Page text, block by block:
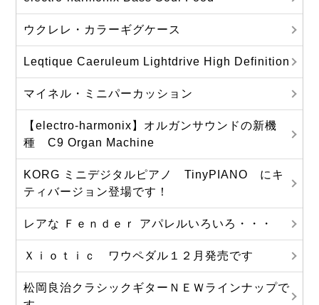
ウクレレ・カラーギグケース
Leqtique Caeruleum Lightdrive High Definition
マイネル・ミニパーカッション
【electro-harmonix】オルガンサウンドの新機
種 C9 Organ Machine
KORG ミニデジタルピアノ TinyPIANO にキ
ティバージョン登場です！
レアな Ｆｅｎｄｅｒ アパレルいろいろ・・・
Ｘｉｏｔｉｃ ワウペダル１２月発売です
松岡良治クラシックギターＮＥＷラインナップで